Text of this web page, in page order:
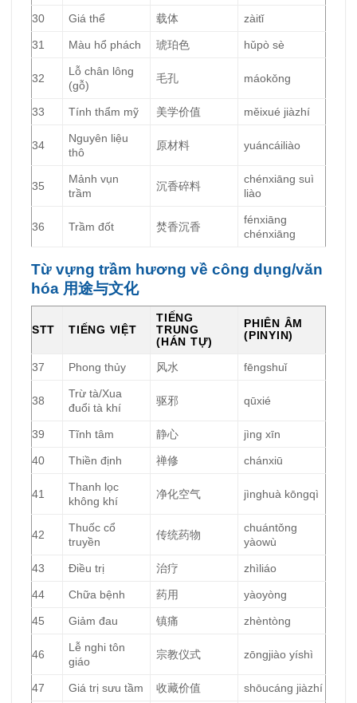
30 Giá thể 载体 zàitǐ
31 Màu hổ phách 琥珀色 hǔpò sè
32
Lỗ chân lông
(gỗ)
毛孔 máokǒng
33 Tính thẩm mỹ 美学价值 měixué jiàzhí
34
Nguyên liệu
thô
原材料 yuáncáiliào
35
Mảnh vụn
trầm
沉香碎料
chénxiāng suì
liào
36 Trầm đốt 焚香沉香
fénxiāng
chénxiāng
Từ vựng trầm hương về công dụng/văn
hóa 用途与文化
STT TIẾNG VIỆT
TIẾNG
TRUNG
(HÁN TỰ)
PHIÊN ÂM
(PINYIN)
37 Phong thủy 风水 fēngshuǐ
38
Trừ tà/Xua
đuổi tà khí
驱邪 qūxié
39 Tĩnh tâm 静心 jìng xīn
40 Thiền định 禅修 chánxiū
41
Thanh lọc
không khí
净化空气 jìnghuà kōngqì
42
Thuốc cổ
truyền
传统药物
chuántǒng
yàowù
43 Điều trị 治疗 zhìliáo
44 Chữa bệnh 药用 yàoyòng
45 Giảm đau 镇痛 zhèntòng
46
Lễ nghi tôn
giáo
宗教仪式 zōngjiào yíshì
47 Giá trị sưu tầm 收藏价值 shōucáng jiàzhí